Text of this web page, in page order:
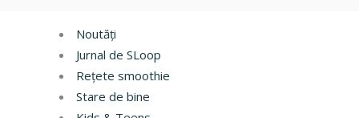
Noutăți
Jurnal de SLoop
Rețete smoothie
Stare de bine